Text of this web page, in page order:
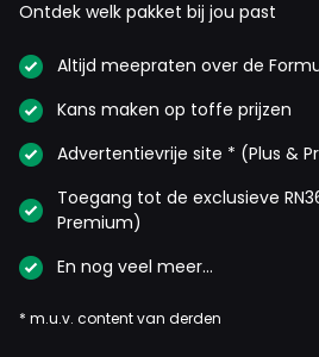
Ontdek welk pakket bij jou past
Altijd meepraten over de
Kans maken op toffe prijzen
Advertentievrije site * (Plus &
Toegang tot de exclusieve
Premium)
En nog veel meer…
* m.u.v. content van derden